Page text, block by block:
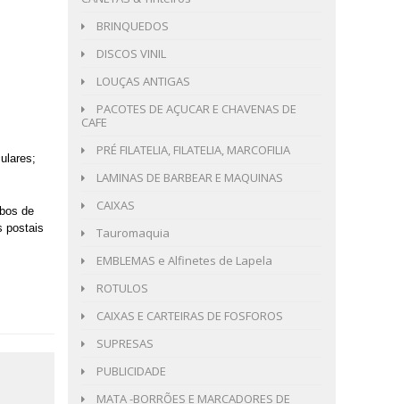
de
postais
BRINQUEDOS
DISCOS VINIL
LOUÇAS ANTIGAS
PACOTES DE AÇUCAR E CHAVENAS DE
CAFE
PRÉ FILATELIA, FILATELIA, MARCOFILIA
LAMINAS DE BARBEAR E MAQUINAS
CAIXAS
Tauromaquia
EMBLEMAS e Alfinetes de Lapela
ROTULOS
CAIXAS E CARTEIRAS DE FOSFOROS
SUPRESAS
PUBLICIDADE
MATA -BORRÕES E MARCADORES DE